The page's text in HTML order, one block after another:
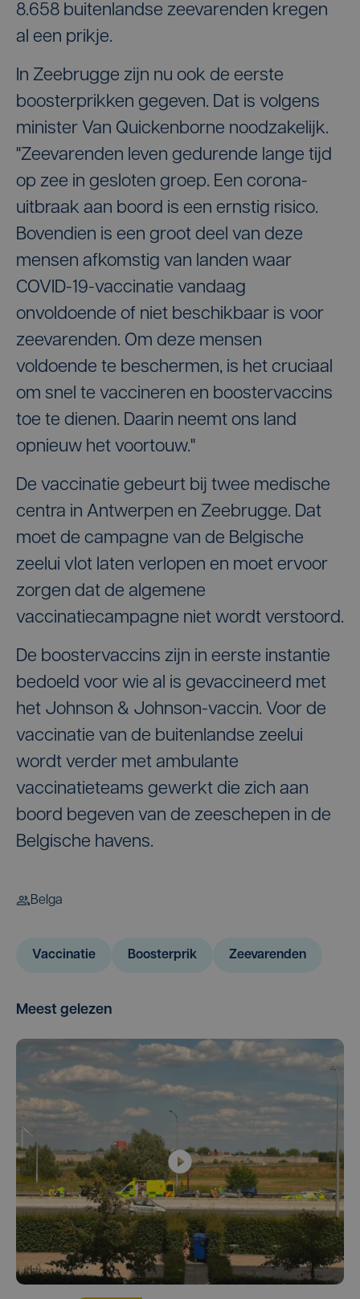
8.658 buitenlandse zeevarenden kregen
al een prikje.
In Zeebrugge zijn nu ook de eerste
boosterprikken gegeven. Dat is volgens
minister Van Quickenborne noodzakelijk.
"Zeevarenden leven gedurende lange tijd
op zee in gesloten groep. Een corona-
uitbraak aan boord is een ernstig risico.
Bovendien is een groot deel van deze
mensen afkomstig van landen waar
COVID-19-vaccinatie vandaag
onvoldoende of niet beschikbaar is voor
zeevarenden. Om deze mensen
voldoende te beschermen, is het cruciaal
om snel te vaccineren en boostervaccins
toe te dienen. Daarin neemt ons land
opnieuw het voortouw."
De vaccinatie gebeurt bij twee medische
centra in Antwerpen en Zeebrugge. Dat
moet de campagne van de Belgische
zeelui vlot laten verlopen en moet ervoor
zorgen dat de algemene
vaccinatiecampagne niet wordt verstoord.
De boostervaccins zijn in eerste instantie
bedoeld voor wie al is gevaccineerd met
het Johnson & Johnson-vaccin. Voor de
vaccinatie van de buitenlandse zeelui
wordt verder met ambulante
vaccinatieteams gewerkt die zich aan
boord begeven van de zeeschepen in de
Belgische havens.
Belga
Vaccinatie Boosterprik Zeevarenden
Meest gelezen